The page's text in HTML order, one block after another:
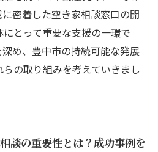
密着した空き家相談窓口の開
とって重要な支援の一環で
め、豊中市の持続可能な発展
の取り組みを考えていきまし
談の重要性とは？成功事例を